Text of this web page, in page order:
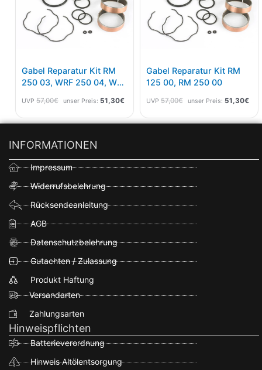
Gabel Reparatur Kit RM
250 03, WRF 250 04, WRF
UVP 57,00€ unser Preis: 51,30€
Gabel Reparatur Kit RM
125 00, RM 250 00
UVP 57,00€ unser Preis: 51,30€
INFORMATIONEN
Impressum
Widerrufsbelehrung
Rücksendeanleitung
AGB
Datenschutzbelehrung
Gutachten / Zulassung
Produkt Haftung
Versandarten
Zahlungsarten
Hinweispflichten
Batterieverordnung
Hinweis Altölentsorgung